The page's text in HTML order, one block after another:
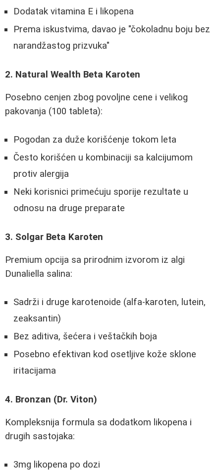
Dodatak vitamina E i likopena
Prema iskustvima, davao je "čokoladnu boju bez
narandžastog prizvuka"
2. Natural Wealth Beta Karoten
Posebno cenjen zbog povoljne cene i velikog
pakovanja (100 tableta):
Pogodan za duže korišćenje tokom leta
Često korišćen u kombinaciji sa kalcijumom
protiv alergija
Neki korisnici primećuju sporije rezultate u
odnosu na druge preparate
3. Solgar Beta Karoten
Premium opcija sa prirodnim izvorom iz algi
Dunaliella salina:
Sadrži i druge karotenoide (alfa-karoten, lutein,
zeaksantin)
Bez aditiva, šećera i veštačkih boja
Posebno efektivan kod osetljive kože sklone
iritacijama
4. Bronzan (Dr. Viton)
Kompleksnija formula sa dodatkom likopena i
drugih sastojaka:
3mg likopena po dozi